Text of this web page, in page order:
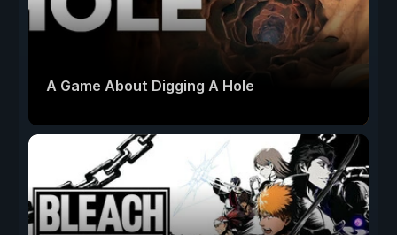
A Game About Digging A Hole